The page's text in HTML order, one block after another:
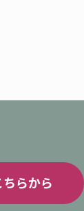
らから